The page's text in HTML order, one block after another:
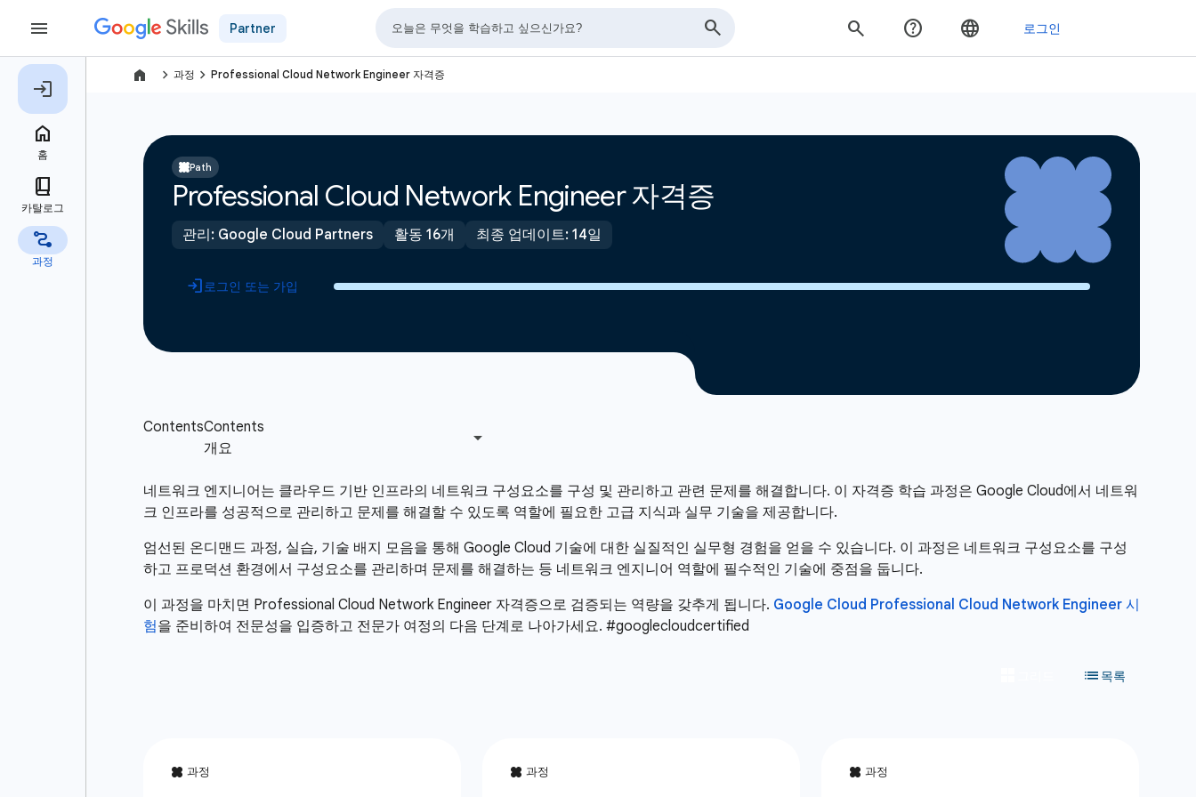
Partner
navigate_next 과정 navigate_next Professional Cloud Network Engineer 자격증
Path
Professional Cloud Network Engineer 자격증
관리: Google Cloud Partners 활동 16개 최종 업데이트: 14일
로그인 또는 가입
네트워크 엔지니어는 클라우드 기반 인프라의 네트워크 구성요소를 구성 및 관리하고 관련 문제를 해결합니다. 이 자격증 학습 과정은 Google Cloud에서 네트워
크 인프라를 성공적으로 관리하고 문제를 해결할 수 있도록 역할에 필요한 고급 지식과 실무 기술을 제공합니다.
엄선된 온디맨드 과정, 실습, 기술 배지 모음을 통해 Google Cloud 기술에 대한 실질적인 실무형 경험을 얻을 수 있습니다. 이 과정은 네트워크 구성요소를 구성
하고 프로덕션 환경에서 구성요소를 관리하며 문제를 해결하는 등 네트워크 엔지니어 역할에 필수적인 기술에 중점을 둡니다.
이 과정을 마치면 Professional Cloud Network Engineer 자격증으로 검증되는 역량을 갖추게 됩니다. Google Cloud Professional Cloud Network Engineer 시
험을 준비하여 전문성을 입증하고 전문가 여정의 다음 단계로 나아가세요. #googlecloudcertified